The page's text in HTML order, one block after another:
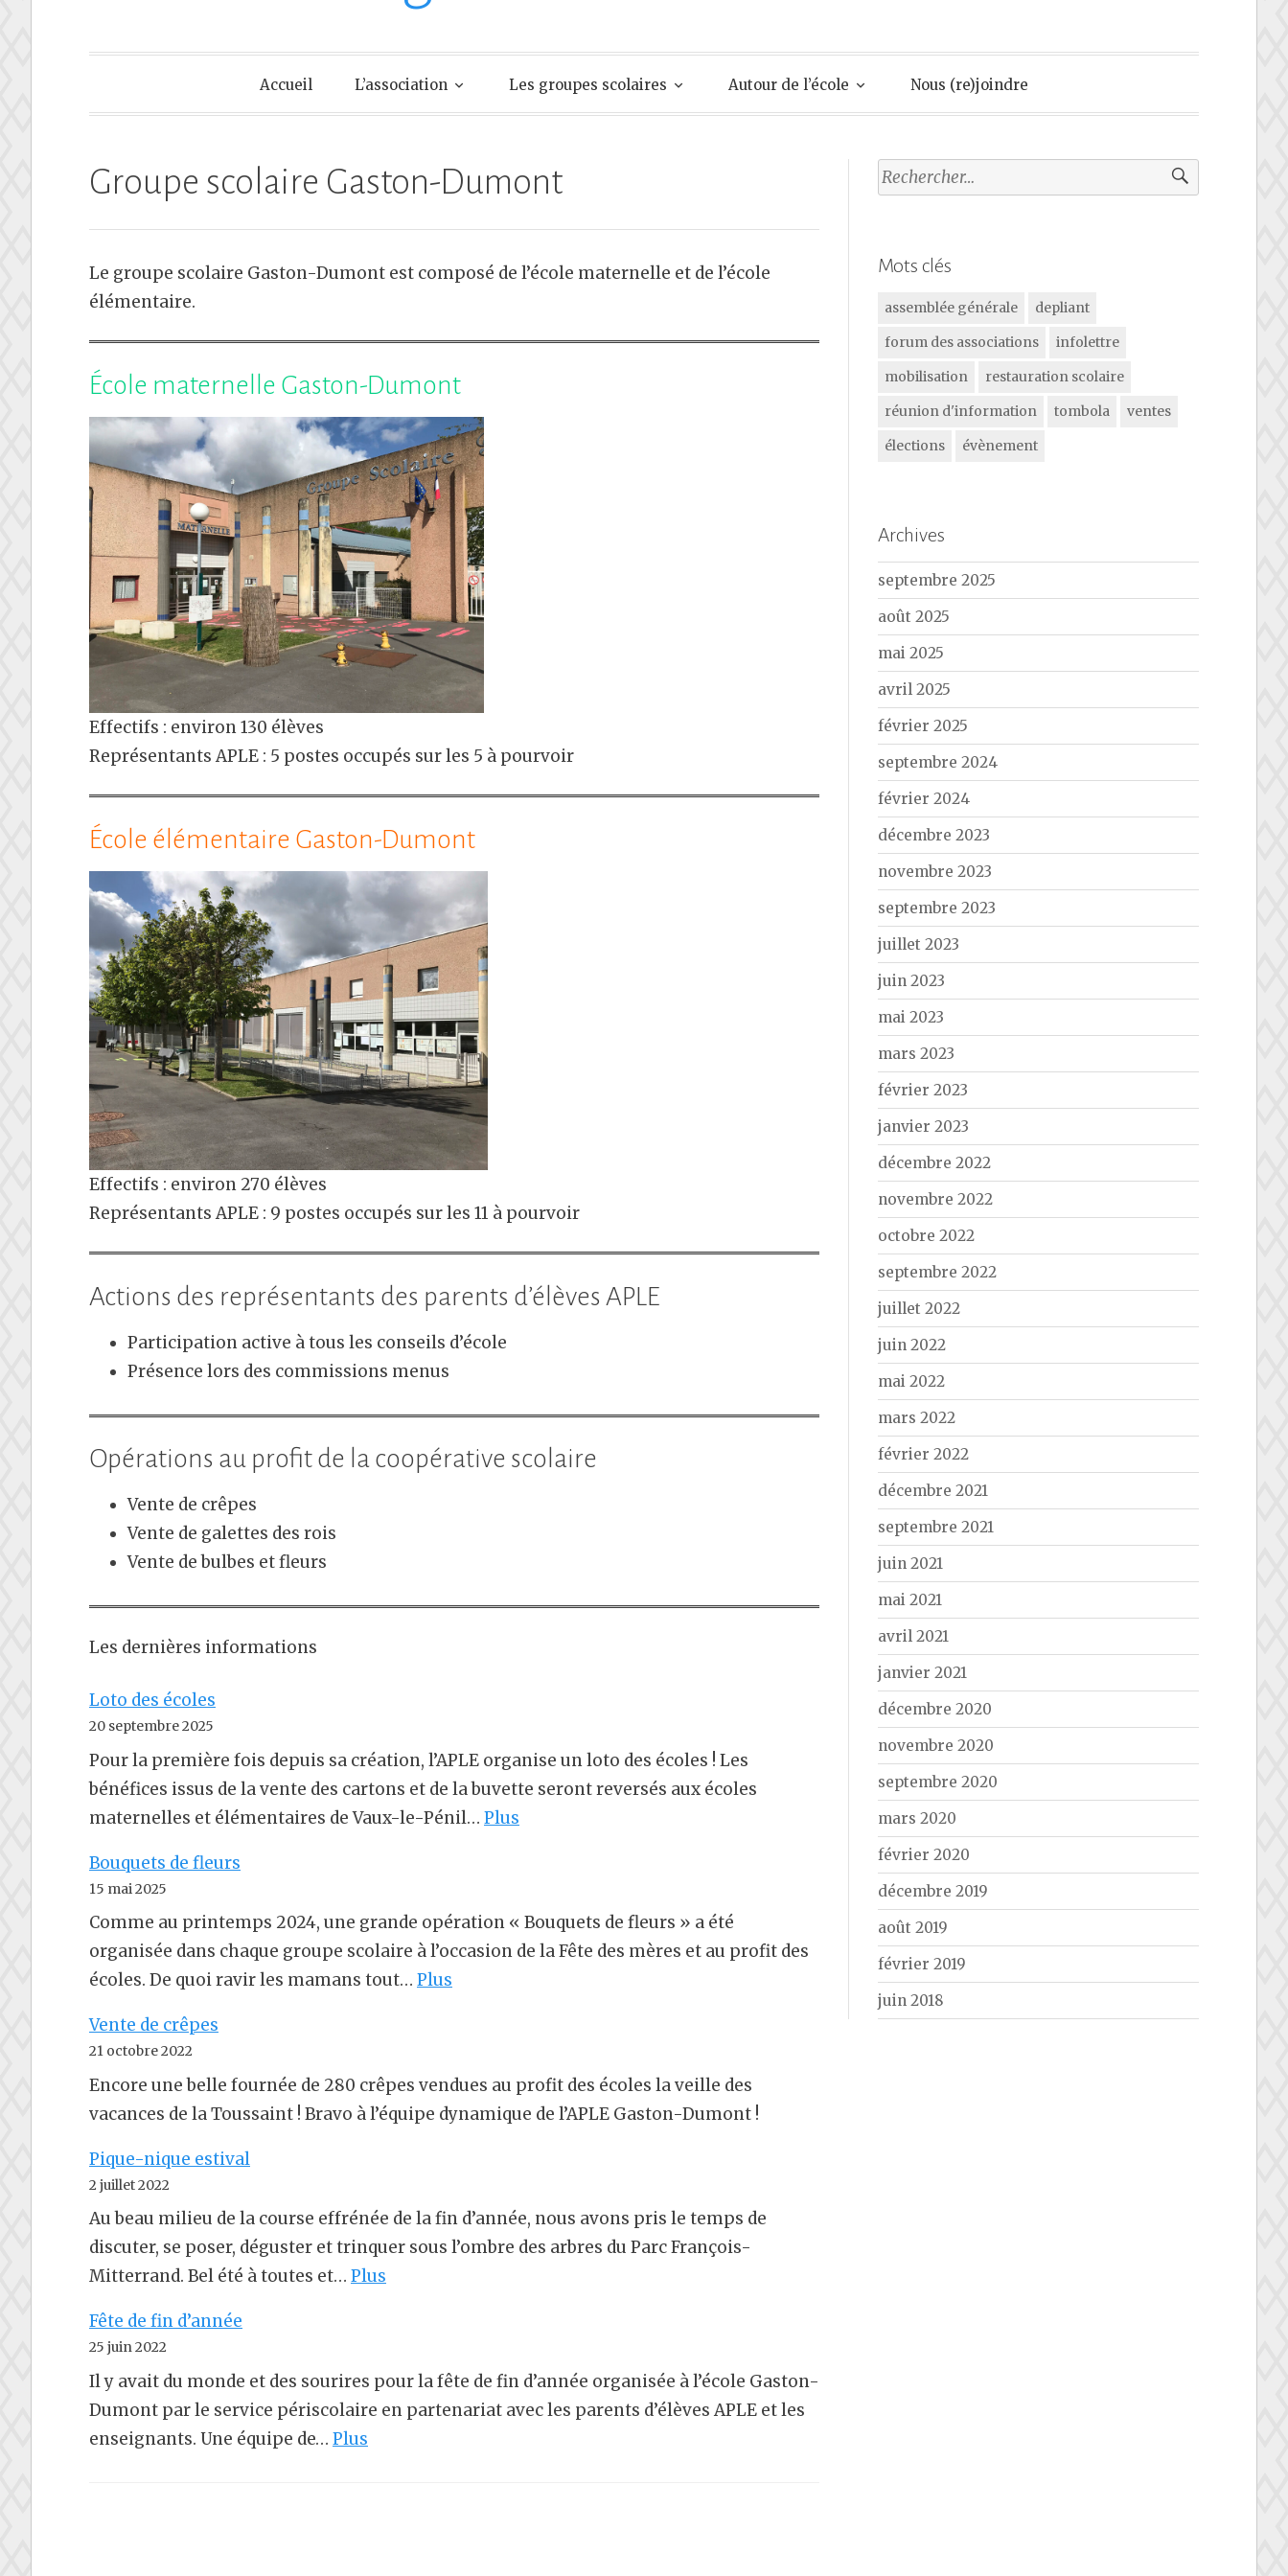
Accueil L’association Les groupes scolaires Autour de l’école Nous (re)joindre
Groupe scolaire Gaston-Dumont
Le groupe scolaire Gaston-Dumont est composé de l’école maternelle et de l’école
élémentaire.
École maternelle Gaston-Dumont
Effectifs : environ 130 élèves
Représentants APLE : 5 postes occupés sur les 5 à pourvoir
École élémentaire Gaston-Dumont
Effectifs : environ 270 élèves
Représentants APLE : 9 postes occupés sur les 11 à pourvoir
Actions des représentants des parents d’élèves APLE
Participation active à tous les conseils d’école
Présence lors des commissions menus
Opérations au profit de la coopérative scolaire
Vente de crêpes
Vente de galettes des rois
Vente de bulbes et fleurs
Les dernières informations
Loto des écoles
20 septembre 2025
Pour la première fois depuis sa création, l’APLE organise un loto des écoles ! Les
bénéfices issus de la vente des cartons et de la buvette seront reversés aux écoles
maternelles et élémentaires de Vaux-le-Pénil… Plus
Bouquets de fleurs
15 mai 2025
Comme au printemps 2024, une grande opération « Bouquets de fleurs » a été
organisée dans chaque groupe scolaire à l’occasion de la Fête des mères et au profit des
écoles. De quoi ravir les mamans tout… Plus
Vente de crêpes
21 octobre 2022
Encore une belle fournée de 280 crêpes vendues au profit des écoles la veille des
vacances de la Toussaint ! Bravo à l’équipe dynamique de l’APLE Gaston-Dumont !
Pique-nique estival
2 juillet 2022
Au beau milieu de la course effrénée de la fin d’année, nous avons pris le temps de
discuter, se poser, déguster et trinquer sous l’ombre des arbres du Parc François-
Mitterrand. Bel été à toutes et… Plus
Fête de fin d’année
25 juin 2022
Il y avait du monde et des sourires pour la fête de fin d’année organisée à l’école Gaston-
Dumont par le service périscolaire en partenariat avec les parents d’élèves APLE et les
enseignants. Une équipe de… Plus
Rechercher :
Mots clés
assemblée générale
depliant
forum des associations
infolettre
mobilisation
restauration scolaire
réunion d'information
tombola
ventes
élections
évènement
Archives
septembre 2025
août 2025
mai 2025
avril 2025
février 2025
septembre 2024
février 2024
décembre 2023
novembre 2023
septembre 2023
juillet 2023
juin 2023
mai 2023
mars 2023
février 2023
janvier 2023
décembre 2022
novembre 2022
octobre 2022
septembre 2022
juillet 2022
juin 2022
mai 2022
mars 2022
février 2022
décembre 2021
septembre 2021
juin 2021
mai 2021
avril 2021
janvier 2021
décembre 2020
novembre 2020
septembre 2020
mars 2020
février 2020
décembre 2019
août 2019
février 2019
juin 2018